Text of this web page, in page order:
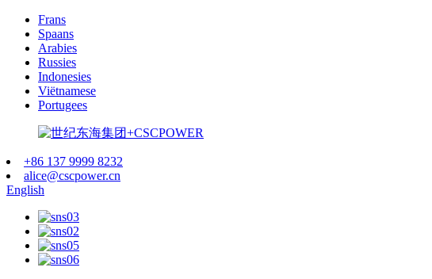
Frans
Spaans
Arabies
Russies
Indonesies
Viëtnamese
Portugees
+86 137 9999 8232
alice@cscpower.cn
English